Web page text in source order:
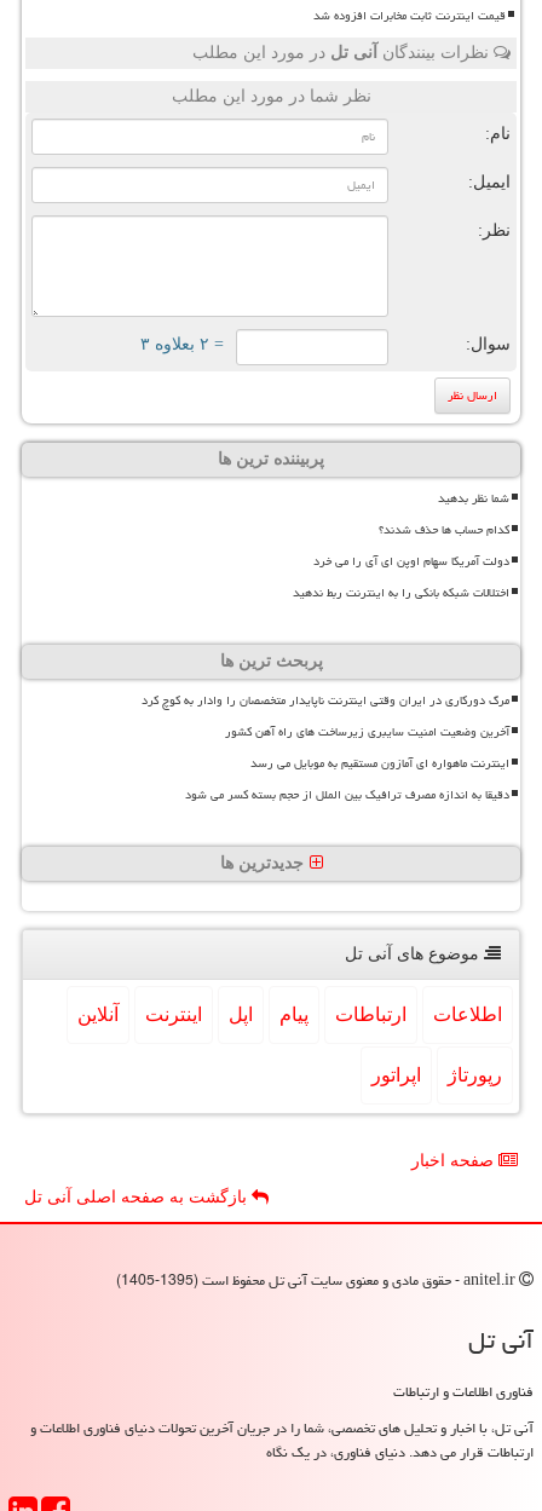
قیمت اینترنت ثابت مخابرات افزوده شد
نظرات بینندگان آنی تل در مورد این مطلب
نظر شما در مورد این مطلب
نام:
ایمیل:
نظر:
سوال: = ۲ بعلاوه ۳
پربیننده ترین ها
شما نظر بدهید
کدام حساب ها حذف شدند؟
دولت آمریکا سهام اوپن ای آی را می خرد
اختلالات شبکه بانکی را به اینترنت ربط ندهید
پربحث ترین ها
مرگ دورکاری در ایران وقتی اینترنت ناپایدار متخصصان را وادار به کوچ کرد
آخرین وضعیت امنیت سایبری زیرساخت های راه آهن کشور
اینترنت ماهواره ای آمازون مستقیم به موبایل می رسد
دقیقا به اندازه مصرف ترافیک بین الملل از حجم بسته کسر می شود
جدیدترین ها
موضوع های آنی تل
اطلاعات ارتباطات پیام اپل اینترنت آنلاین
رپورتاژ اپراتور
صفحه اخبار
بازگشت به صفحه اصلی آنی تل
آنی تل
فناوری اطلاعات و ارتباطات
آنی تل، با اخبار و تحلیل های تخصصی، شما را در جریان آخرین تحولات دنیای فناوری اطلاعات و
ارتباطات قرار می دهد. دنیای فناوری، در یک نگاه